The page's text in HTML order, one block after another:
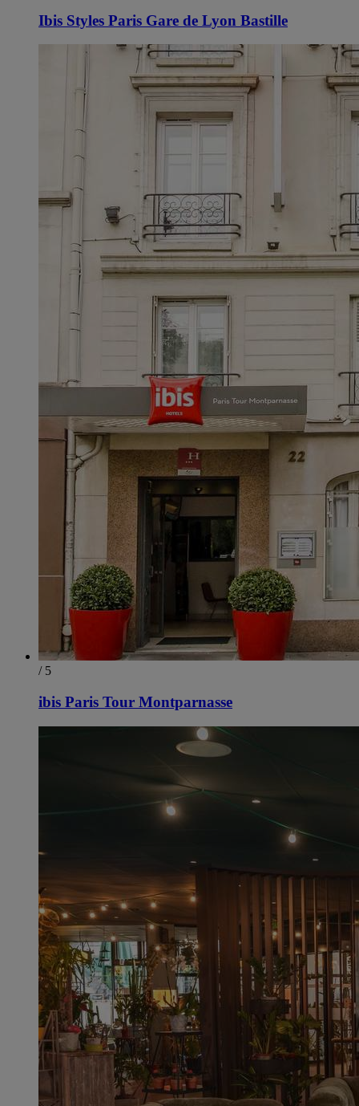
Ibis Styles Paris Gare de Lyon Bastille
/ 5
ibis Paris Tour Montparnasse